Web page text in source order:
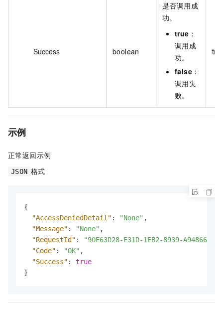
Success boolean
是否调用成
功。
true ：
调用成
功。
false ：
调用失
败。
示例
正常返回示例
JSON 格式
{
"AccessDeniedDetail" : "None" ,
"Message" : "None" ,
"RequestId" :
"90E63D28-E31D-1EB2-8939-
"Code" : "OK" ,
"Success" :
true
}